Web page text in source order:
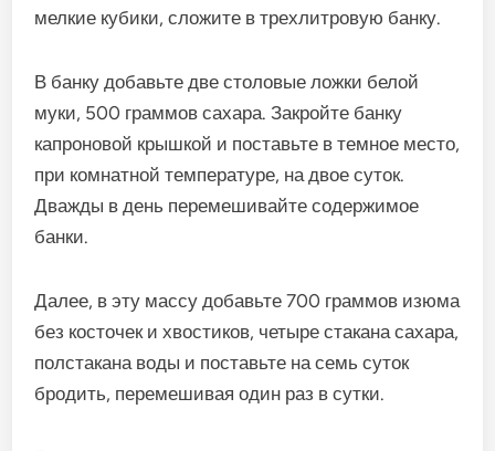
мелкие кубики, сложите в трехлитровую банку.
В банку добавьте две столовые ложки белой
муки, 500 граммов сахара. Закройте банку
капроновой крышкой и поставьте в темное место,
при комнатной температуре, на двое суток.
Дважды в день перемешивайте содержимое
банки.
Далее, в эту массу добавьте 700 граммов изюма
без косточек и хвостиков, четыре стакана сахара,
полстакана воды и поставьте на семь суток
бродить, перемешивая один раз в сутки.